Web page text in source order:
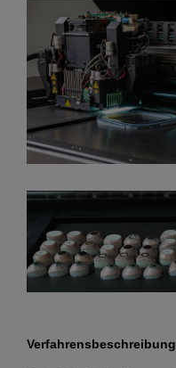
Verfahrensbeschreibung